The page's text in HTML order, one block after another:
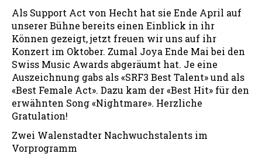
Als Support Act von Hecht hat sie Ende April auf
unserer Bühne bereits einen Einblick in ihr
Können gezeigt, jetzt freuen wir uns auf ihr
Konzert im Oktober. Zumal Joya Ende Mai bei den
Swiss Music Awards abgeräumt hat. Je eine
Auszeichnung gabs als «SRF3 Best Talent» und als
«Best Female Act». Dazu kam der «Best Hit» für den
erwähnten Song «Nightmare». Herzliche
Gratulation!
Zwei Walenstadter Nachwuchstalents im
Vorprogramm